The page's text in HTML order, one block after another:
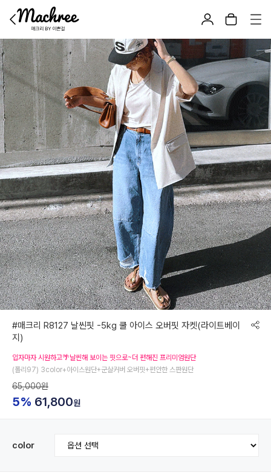
#매크리 R8127 날씬핏 -5kg 쿨 아이스 오버핏 자켓(라이트베이
지)
입자마자 시원하고🌴날씬해 보이는 핏으로~더 편해진 프리미엄원단
(폴리97) 3color+아이스원단+군살커버 오버핏+편안한 스판원단
65,000원
5% 61,800원
color